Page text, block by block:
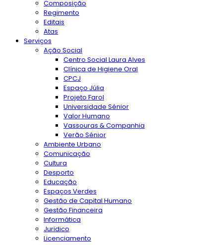
Composição
Regimento
Editais
Atas
Serviços
Ação Social
Centro Social Laura Alves
Clínica de Higiene Oral
CPCJ
Espaço Júlia
Projeto Farol
Universidade Sénior
Valor Humano
Vassouras & Companhia
Verão Sénior
Ambiente Urbano
Comunicação
Cultura
Desporto
Educação
Espaços Verdes
Gestão de Capital Humano
Gestão Financeira
Informática
Juridico
Licenciamento